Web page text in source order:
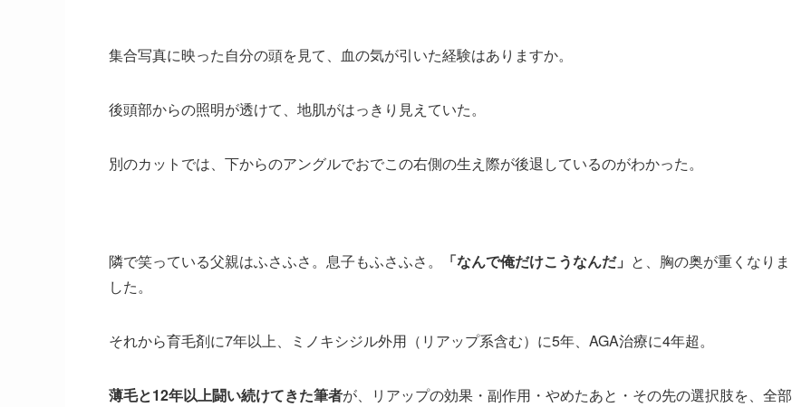
集合写真に映った自分の頭を見て、血の気が引いた経験はありますか。
後頭部からの照明が透けて、地肌がはっきり見えていた。
別のカットでは、下からのアングルでおでこの右側の生え際が後退しているのがわかった。
隣で笑っている父親はふさふさ。息子もふさふさ。 「なんで俺だけこうなんだ」 と、胸の奥が重くなりま
した。
それから育毛剤に7年以上、ミノキシジル外用（リアップ系含む）に5年、AGA治療に4年超。
薄毛と12年以上闘い続けてきた筆者が、リアップの効果・副作用・やめたあと・その先の選択肢を、全部